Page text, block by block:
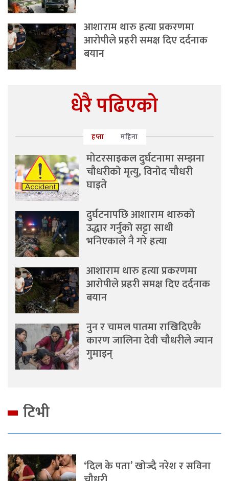
आशाराम थारु हत्या प्रकरणमा
आरोपीले प्रहरी समक्ष दिए दर्दनाक
बयान
धेरै पढिएको
हप्ता महिना
मोटरसाइकल दुर्घटनामा सम्झना
चौधरीको मृत्यु, विनोद चौधरी
घाइते
दुर्घटनापछि आशाराम थारुको
उद्धार गर्नुको सट्टा साथी
भनिएकाले नै गरे हत्या
आशाराम थारु हत्या प्रकरणमा
आरोपीले प्रहरी समक्ष दिए दर्दनाक
बयान
नुन र चामल पातमा राखिदिएकै
कारण जालिना देवी चौधरीले ज्यान
गुमाइन्
टिभी
‘दिल के पता’ खोज्दै नरेश र सविना